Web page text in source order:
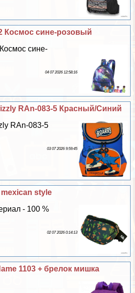
Космос сине-розовый
сине-
04 07 2026 12:58:16
RAn-083-5 Красный/Синий
RAn-083-5
03 07 2026 9:59:45
style
- 100 %
02 07 2026 0:14:13
1103 + брелок мишка